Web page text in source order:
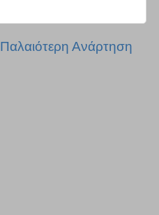
Παλαιότερη Ανάρτηση